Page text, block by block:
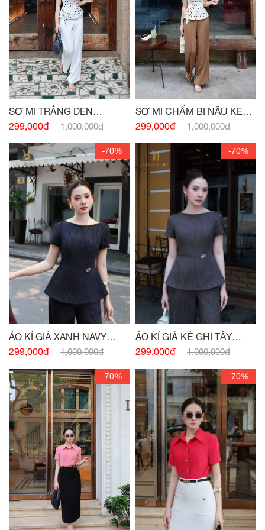
SƠ MI TRẮNG ĐEN
PEPLUM NƠ EO
299,000đ 1,000,000đ
SƠ MI CHẤM BI NÂU KEM
PEPLUM
299,000đ 1,000,000đ
-70%
ÁO KÍ GIẢ XANH NAVY
ĐÍNH CHARM
299,000đ 1,000,000đ
-70%
ÁO KÍ GIẢ KẺ GHI TÂY
ĐÍNH CHARM EO
299,000đ 1,000,000đ
-70% -70%